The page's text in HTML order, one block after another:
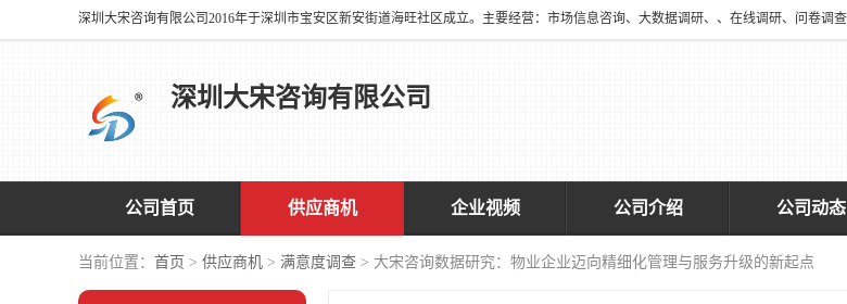
深圳大宋咨询有限公司
公司首页 供应商机 企业视频 公司介绍 公司动态
当前位置： 首页 > 供应商机 > 满意度调查 > 大宋咨询数据研究：物业企业迈向精细化管理与服务升级的新起点